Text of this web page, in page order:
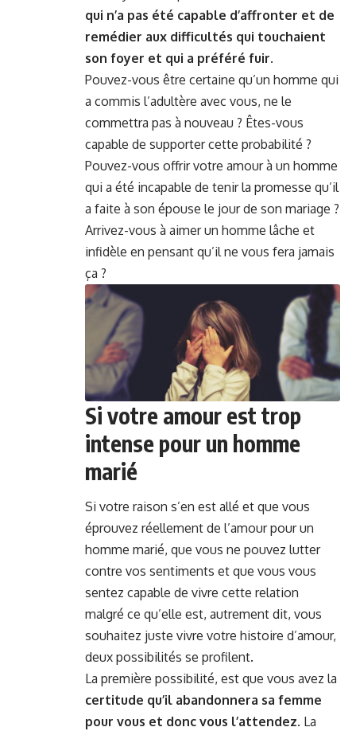
qui n’a pas été capable d’affronter et de
remédier aux difficultés qui touchaient
son foyer et qui a préféré fuir.
Pouvez-vous être certaine qu’un homme qui
a commis l’adultère avec vous, ne le
commettra pas à nouveau ? Êtes-vous
capable de supporter cette probabilité ?
Pouvez-vous offrir votre amour à un homme
qui a été incapable de tenir la promesse qu’il
a faite à son épouse le jour de son mariage ?
Arrivez-vous à aimer un homme lâche et
infidèle en pensant qu’il ne vous fera jamais
ça ?
Si votre amour est trop
intense pour un homme
marié
Si votre raison s’en est allé et que vous
éprouvez réellement de l’amour pour un
homme marié, que vous ne pouvez lutter
contre vos sentiments et que vous vous
sentez capable de vivre cette relation
malgré ce qu’elle est, autrement dit, vous
souhaitez juste vivre votre histoire d’amour,
deux possibilités se profilent.
La première possibilité, est que vous avez la
certitude qu’il abandonnera sa femme
pour vous et donc vous l’attendez. La